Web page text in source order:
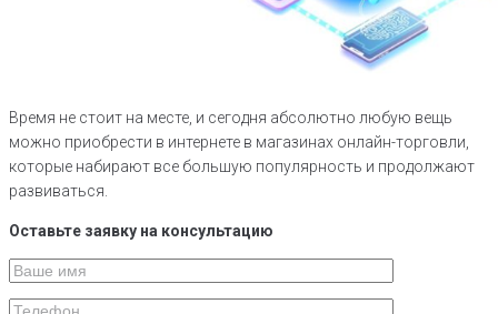
Время не стоит на месте, и сегодня абсолютно любую вещь
можно приобрести в интернете в магазинах онлайн-торговли,
которые набирают все большую популярность и продолжают
развиваться.
Оставьте заявку на консультацию